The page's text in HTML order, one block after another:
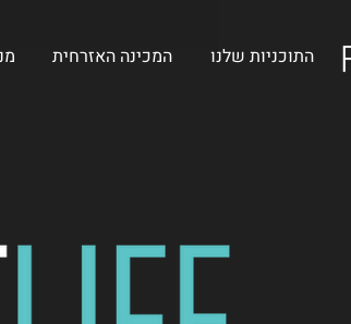
התוכניות שלנו המכינה האזרחית